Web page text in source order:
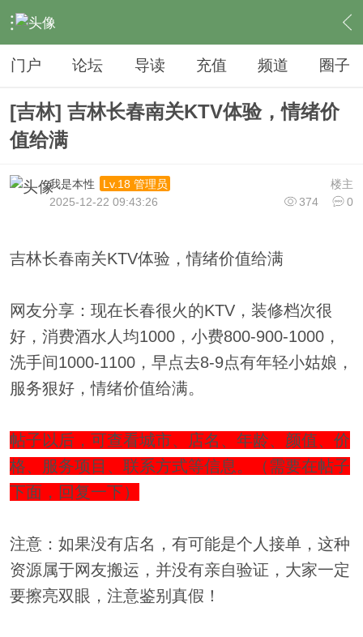
› 夜生活 › KTV › 内容
门户 论坛 导读 充值 频道 圈子
[吉林] 吉林长春南关KTV体验，情绪价
值给满
楼主
我是本性
Lv.18 管理员
374
0
2025-12-22 09:43:26
吉林长春南关KTV体验，情绪价值给满
网友分享：现在长春很火的KTV，装修档次很
好，消费酒水人均1000，小费800-900-1000，
洗手间1000-1100，早点去8-9点有年轻小姑娘，
服务狠好，情绪价值给满。
帖子以后，可查看城市、店名、年龄、颜值、价
格、服务项目、联系方式等信息。（需要在帖子
下面，回复一下）
注意：如果没有店名，有可能是个人接单，这种
资源属于网友搬运，并没有亲自验证，大家一定
要擦亮双眼，注意鉴别真假！